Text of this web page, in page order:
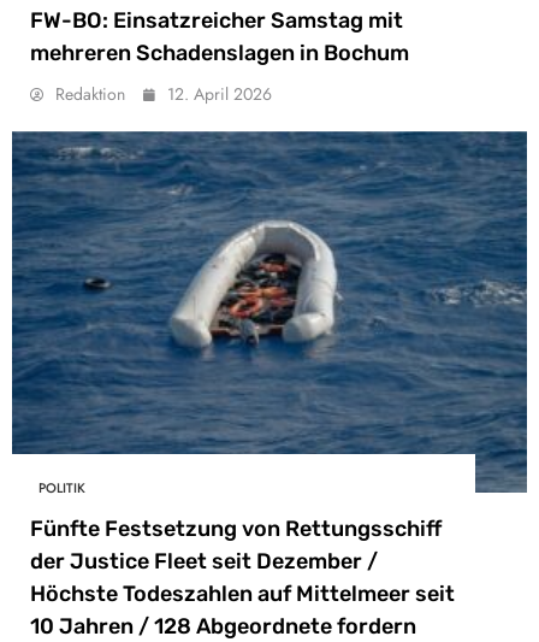
FW-BO: Einsatzreicher Samstag mit
mehreren Schadenslagen in Bochum
Redaktion 12. April 2026
POLITIK
Fünfte Festsetzung von Rettungsschiff
der Justice Fleet seit Dezember /
Höchste Todeszahlen auf Mittelmeer seit
10 Jahren / 128 Abgeordnete fordern